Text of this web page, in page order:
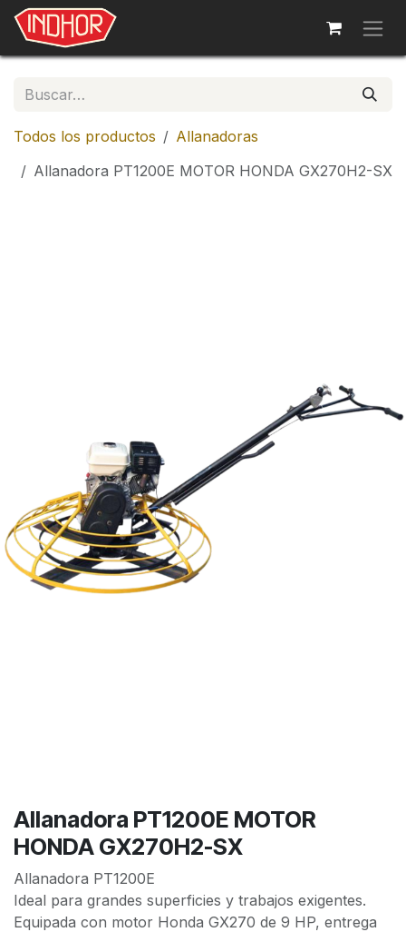
Ir al contenido
Todos los productos
Allanadoras
Allanadora PT1200E MOTOR HONDA GX270H2-SX
Allanadora PT1200E MOTOR
HONDA GX270H2-SX
Allanadora PT1200E
Ideal para grandes superficies y trabajos exigentes.
Equipada con motor Honda GX270 de 9 HP, entrega